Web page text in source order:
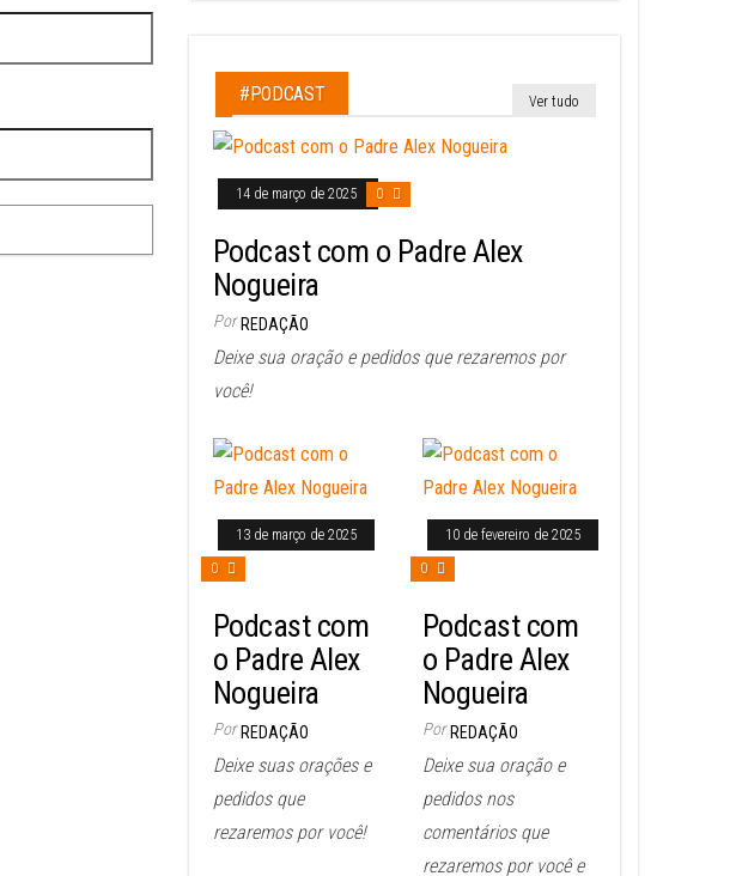
#PODCAST Ver tudo
14 de março de 2025 0
Podcast com o Padre Alex
Nogueira
Por REDAÇÃO
Deixe sua oração e pedidos que rezaremos por
você!
13 de março de 2025
0
Podcast com
o Padre Alex
Nogueira
Por REDAÇÃO
Deixe suas orações e
pedidos que
rezaremos por você!
10 de fevereiro de 2025
0
Podcast com
o Padre Alex
Nogueira
Por REDAÇÃO
Deixe sua oração e
pedidos nos
comentários que
rezaremos por você e